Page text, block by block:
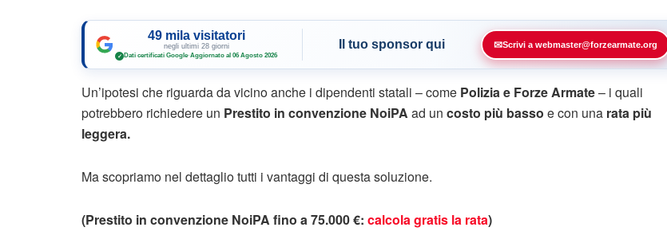
49 mila visitatori
negli ultimi 28 giorni
✓ Dati certificati Google·Aggiornato al 06 Agosto 2026
Il tuo sponsor qui ✉Scrivi a webmaster@forzearmate.org
Un’ipotesi che riguarda da vicino anche i dipendenti statali – come Polizia e Forze Armate– i quali
potrebbero richiedere un Prestito in convenzione NoiPA ad un costo più basso e con una rata più
leggera.
Ma scopriamo nel dettaglio tutti i vantaggi di questa soluzione.
(Prestito in convenzione NoiPA fino a 75.000 €: calcola gratis la rata)